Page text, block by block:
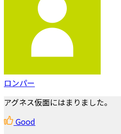
ロンパー
アグネス仮面にはまりました。
Good